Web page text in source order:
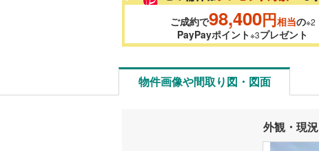
ご成約で98,400円相当の※2
PayPayポイント※3プレゼント
物件画像や間取り図・図面
外観・現況